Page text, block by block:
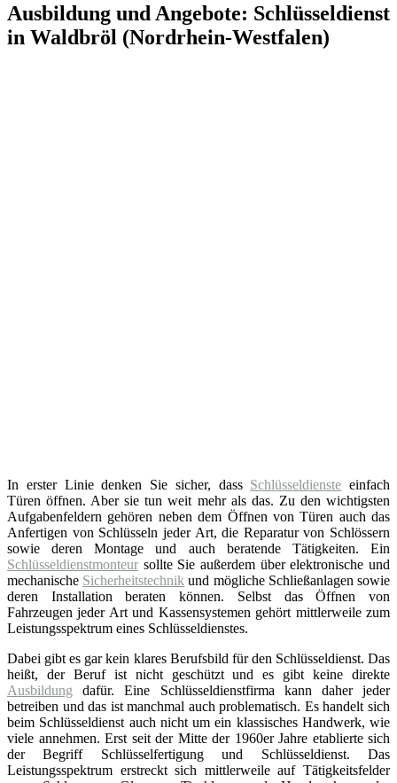
Ausbildung und Angebote: Schlüsseldienst
in Waldbröl (Nordrhein-Westfalen)
In erster Linie denken Sie sicher, dass Schlüsseldienste einfach
Türen öffnen. Aber sie tun weit mehr als das. Zu den wichtigsten
Aufgabenfeldern gehören neben dem Öffnen von Türen auch das
Anfertigen von Schlüsseln jeder Art, die Reparatur von Schlössern
sowie deren Montage und auch beratende Tätigkeiten. Ein
Schlüsseldienstmonteur sollte Sie außerdem über elektronische und
mechanische Sicherheitstechnik und mögliche Schließanlagen sowie
deren Installation beraten können. Selbst das Öffnen von
Fahrzeugen jeder Art und Kassensystemen gehört mittlerweile zum
Leistungsspektrum eines Schlüsseldienstes.
Dabei gibt es gar kein klares Berufsbild für den Schlüsseldienst. Das
heißt, der Beruf ist nicht geschützt und es gibt keine direkte
Ausbildung dafür. Eine Schlüsseldienstfirma kann daher jeder
betreiben und das ist manchmal auch problematisch. Es handelt sich
beim Schlüsseldienst auch nicht um ein klassisches Handwerk, wie
viele annehmen. Erst seit der Mitte der 1960er Jahre etablierte sich
der Begriff Schlüsselfertigung und Schlüsseldienst. Das
Leistungsspektrum erstreckt sich mittlerweile auf Tätigkeitsfelder